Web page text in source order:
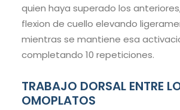
quien haya superado los
flexion de cuello elevando
mientras se mantiene esa
completando 10 repeticiones.
TRABAJO DORSAL ENTRE
OMOPLATOS